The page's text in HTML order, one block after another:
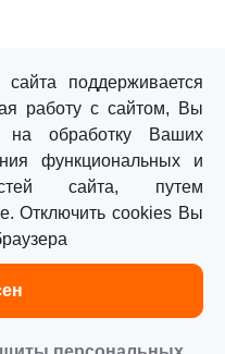
данных
поддерживается
работу с сайтом, Вы
на обработку Ваших
функциональных и
сайта, путем
Отключить cookies Вы